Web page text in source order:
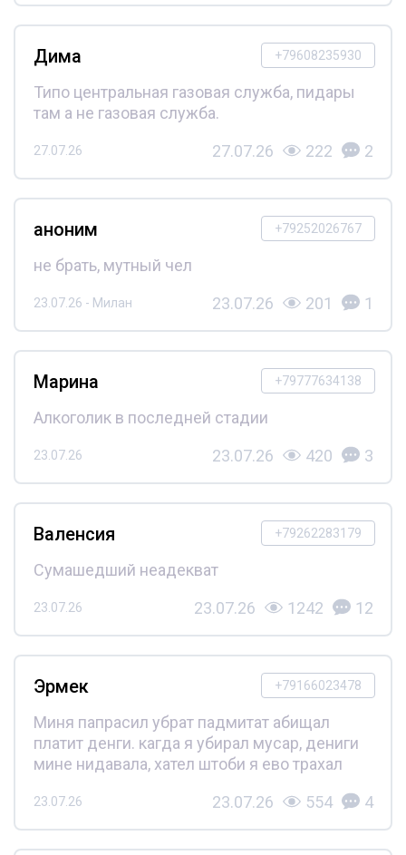
+79608235930
Дима
Типо центральная газовая служба, пидары
там а не газовая служба.
27.07.26 27.07.26 222 2
+79252026767
аноним
не брать, мутный чел
23.07.26 - Милан 23.07.26 201 1
+79777634138
Марина
Алкоголик в последней стадии
23.07.26 23.07.26 420 3
+79262283179
Валенсия
Сумашедший неадекват
23.07.26 23.07.26 1242 12
+79166023478
Эрмек
Миня папрасил убрат падмитат абищал
платит денги. кагда я убирал мусар, дениги
мине нидавала, хател штоби я ево трахал
23.07.26 23.07.26 554 4